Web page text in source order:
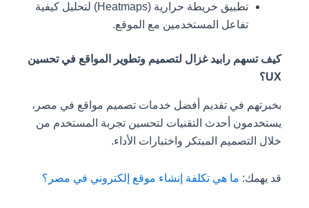
تطبيق خريطة حرارية (Heatmaps) لتحليل كيفية
تفاعل المستخدمين مع الموقع.
كيف تسهم رابيد غزال لتصميم وتطوير المواقع في تحسين
UX؟
بخبرتهم في تقديم أفضل خدمات تصميم مواقع في مصر،
يستخدمون أحدث التقنيات لتحسين تجربة المستخدم من
خلال التصميم المبتكر واختبارات الأداء.
قد يهمك: ما هي تكلفة إنشاء موقع إلكتروني في مصر؟